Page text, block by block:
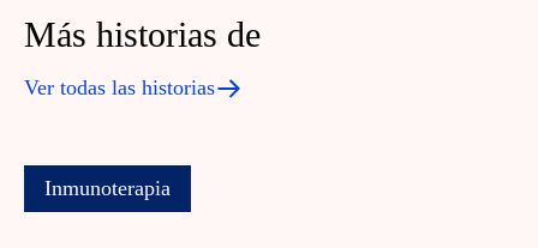
Más historias de
Ver todas las historias
Inmunoterapia